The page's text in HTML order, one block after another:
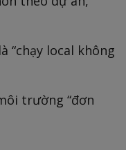
“chạy local không
trường “đơn